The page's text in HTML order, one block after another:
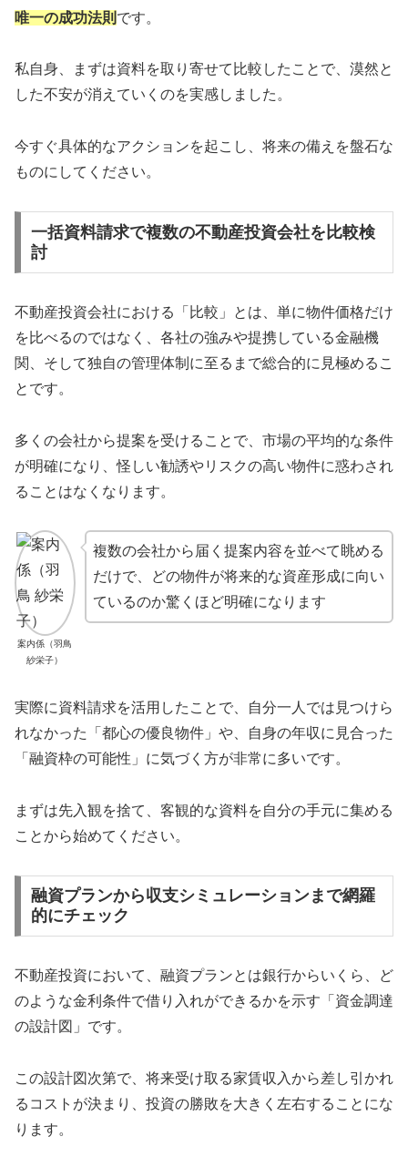
唯一の成功法則 です。
私自身、まずは資料を取り寄せて比較したことで、漠然と
した不安が消えていくのを実感しました。
今すぐ具体的なアクションを起こし、将来の備えを盤石な
ものにしてください。
一括資料請求で複数の不動産投資会社を比較検
討
不動産投資会社における「比較」とは、単に物件価格だけ
を比べるのではなく、各社の強みや提携している金融機
関、そして独自の管理体制に至るまで総合的に見極めるこ
とです。
多くの会社から提案を受けることで、市場の平均的な条件
が明確になり、怪しい勧誘やリスクの高い物件に惑わされ
ることはなくなります。
案内係（羽鳥
紗栄子）
複数の会社から届く提案内容を並べて眺める
だけで、どの物件が将来的な資産形成に向い
ているのか驚くほど明確になります
実際に資料請求を活用したことで、自分一人では見つけら
れなかった「都心の優良物件」や、自身の年収に見合った
「融資枠の可能性」に気づく方が非常に多いです。
まずは先入観を捨て、客観的な資料を自分の手元に集める
ことから始めてください。
融資プランから収支シミュレーションまで網羅
的にチェック
不動産投資において、融資プランとは銀行からいくら、ど
のような金利条件で借り入れができるかを示す「資金調達
の設計図」です。
この設計図次第で、将来受け取る家賃収入から差し引かれ
るコストが決まり、投資の勝敗を大きく左右することにな
ります。